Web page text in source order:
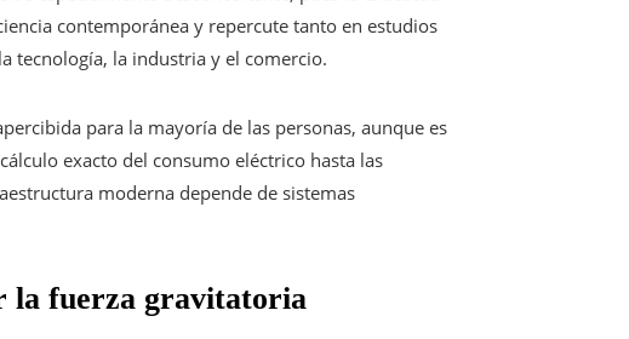
contemporánea y repercute tanto en estudios
tecnología, la industria y el comercio.
para la mayoría de las personas, aunque es
exacto del consumo eléctrico hasta las
moderna depende de sistemas
la fuerza gravitatoria